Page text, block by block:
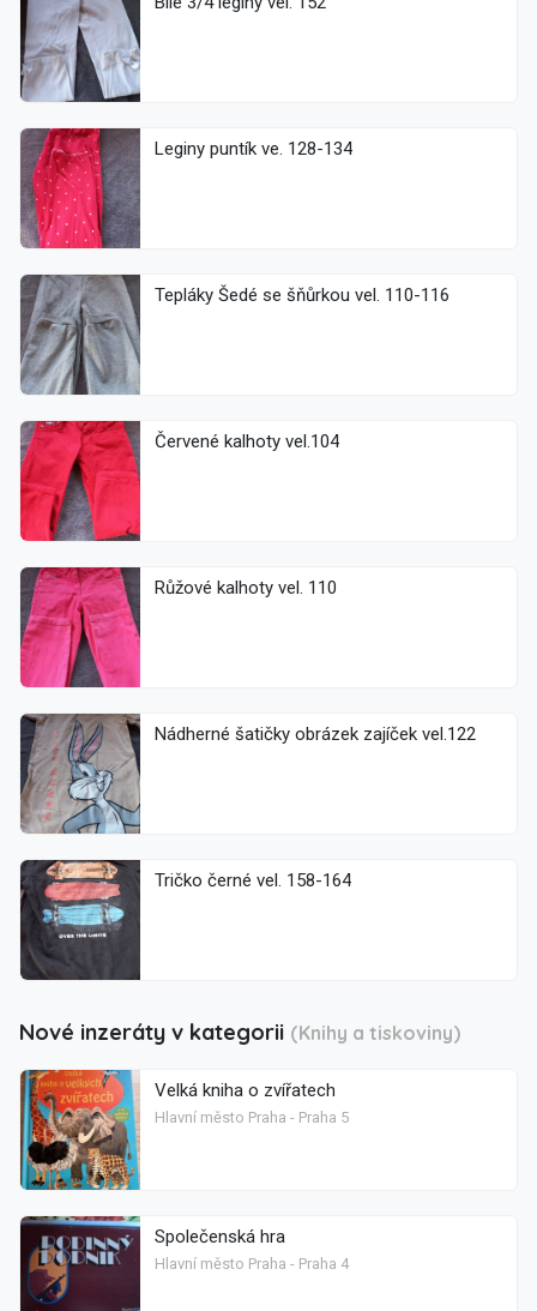
Leginy puntík ve. 128-134
Tepláky Šedé se šňůrkou vel. 110-116
Červené kalhoty vel.104
Růžové kalhoty vel. 110
Nádherné šatičky obrázek zajíček vel.122
Tričko černé vel. 158-164
Nové inzeráty v kategorii (Knihy a tiskoviny)
Velká kniha o zvířatech
Hlavní město Praha - Praha 5
Společenská hra
Hlavní město Praha - Praha 4